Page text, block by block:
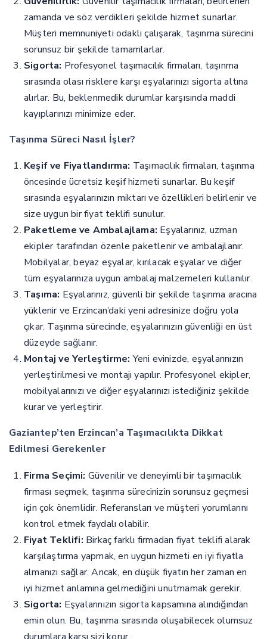
zamanda ve söz verdikleri şekilde hizmet sunarlar.
Müşteri memnuniyeti odaklı çalışarak, taşınma sürecini
sorunsuz bir şekilde tamamlarlar.
Sigorta: Profesyonel taşımacılık firmaları, taşınma
sırasında olası risklere karşı eşyalarınızı sigorta altına
alırlar. Bu, beklenmedik durumlar karşısında maddi
kayıplarınızı minimize eder.
Taşınma Süreci Nasıl İşler?
Keşif ve Fiyatlandırma: Taşımacılık firmaları, taşınma
öncesinde ücretsiz keşif hizmeti sunarlar. Bu keşif
sırasında eşyalarınızın miktarı ve özellikleri belirlenir ve
size uygun bir fiyat teklifi sunulur.
Paketleme ve Ambalajlama: Eşyalarınız, uzman
ekipler tarafından özenle paketlenir ve ambalajlanır.
Mobilyalar, beyaz eşyalar, kırılacak eşyalar ve diğer
tüm eşyalarınıza uygun ambalaj malzemeleri kullanılır.
Taşıma: Eşyalarınız, güvenli bir şekilde taşınma aracına
yüklenir ve Erzincan’daki yeni adresinize doğru yola
çıkar. Taşınma sürecinde, eşyalarınızın güvenliği en üst
düzeyde sağlanır.
Montaj ve Yerleştirme: Yeni evinizde, eşyalarınızın
yerleştirilmesi ve montajı yapılır. Profesyonel ekipler,
mobilyalarınızı ve diğer eşyalarınızı istediğiniz şekilde
kurar ve yerleştirir.
Gaziantep’ten Erzincan’a Taşımacılıkta Dikkat
Edilmesi Gerekenler
Firma Seçimi: Güvenilir ve deneyimli bir taşımacılık
firması seçmek, taşınma sürecinizin sorunsuz geçmesi
için çok önemlidir. Referansları ve müşteri yorumlarını
kontrol etmek faydalı olabilir.
Fiyat Teklifi: Birkaç farklı firmadan fiyat teklifi alarak
karşılaştırma yapmak, en uygun hizmeti en iyi fiyatla
almanızı sağlar. Ancak, en düşük fiyatın her zaman en
iyi hizmet anlamına gelmediğini unutmamak gerekir.
Sigorta: Eşyalarınızın sigorta kapsamına alındığından
emin olun. Bu, taşınma sırasında oluşabilecek olumsuz